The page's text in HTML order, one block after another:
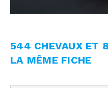
544 CHEVAUX ET
LA MÊME FICHE